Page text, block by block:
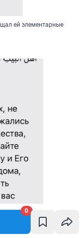
0
ей элементарные